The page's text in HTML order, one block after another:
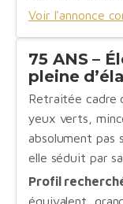
Voir l'annonce
75 ANS –
pleine
Retraitée cadre
yeux verts,
absolument pas
elle séduit par
Profil
équivalent,